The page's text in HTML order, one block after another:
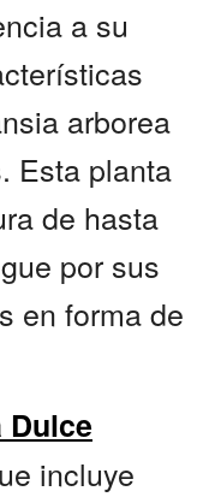
a su
arborea
Esta planta
de hasta
por sus
en forma de
Dulce
incluye